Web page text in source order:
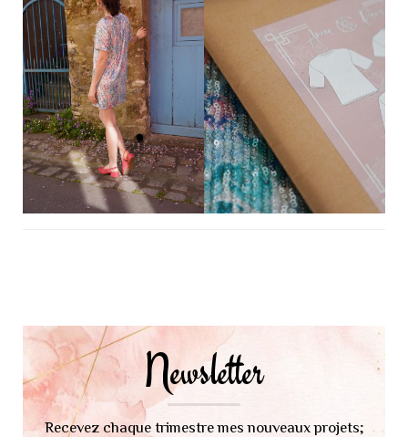
Newsletter
Recevez chaque trimestre mes nouveaux projets;